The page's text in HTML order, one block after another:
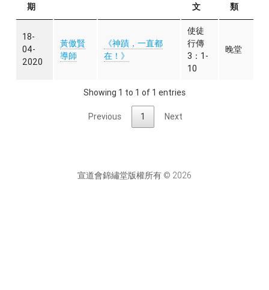
期
文
類
18-
04-
2020
黃傲賢
導師
《神蹟，一直都
在！》
使徒
行傳
3：1-
10
晚堂
Showing 1 to 1 of 1 entries
Previous 1 Next
宣道會錦繡堂版權所有 © 2026